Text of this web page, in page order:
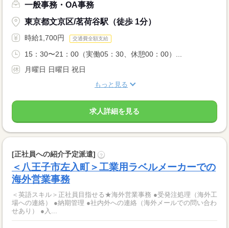
一般事務・OA事務
東京都文京区/茗荷谷駅（徒歩 1分）
時給1,700円 交通費全額支給
15：30〜21：00（実働05：30、休憩00：00）...
月曜日 日曜日 祝日
もっと見る
求人詳細を見る
[正社員への紹介予定派遣] ?
＜八王子市左入町＞工業用ラベルメーカーでの
海外営業事務
＜英語スキル＞正社員目指せる★海外営業事務 ●受発注処理（海外工
場への連絡） ●納期管理 ●社内外への連絡（海外メールでの問い合わ
せあり） ●入...